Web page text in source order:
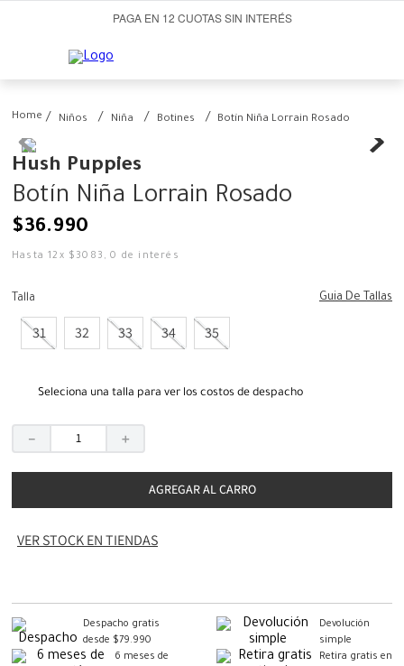
PAGA EN 12 CUOTAS SIN INTERÉS
Niños Niña Botines Botín Niña Lorrain Rosado
Hush Puppies
Botín Niña Lorrain Rosado
$36.990
Hasta12 x $ 3083 ,0 de interés
Talla Guia De Tallas
31 32 33 34 35
Seleciona una talla para ver los costos de despacho
＋
－
AGREGAR AL CARRO
VER STOCK EN TIENDAS
Despacho gratis
desde $79.990
Devolución
simple
6 meses de
Retira gratis en